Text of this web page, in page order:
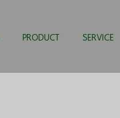
PRODUCT SERVICE